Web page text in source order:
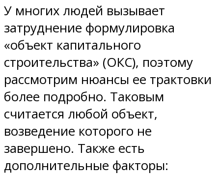
У многих людей вызывает
затруднение формулировка
«объект капитального
строительства» (ОКС), поэтому
рассмотрим нюансы ее трактовки
более подробно. Таковым
считается любой объект,
возведение которого не
завершено. Также есть
дополнительные факторы: